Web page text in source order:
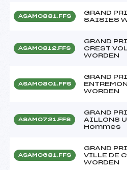
ASAM0881.FFS
GRAND
SAISIES
ASAM0812.FFS
GRAND
CREST
WORDEN
ASAM0801.FFS
GRAND
WORDEN
ASAM0721.FFS
GRAND
AILLONS
Hommes
ASAM0681.FFS
GRAND
VILLE DE
WORDEN